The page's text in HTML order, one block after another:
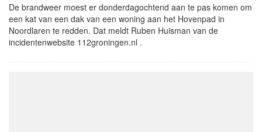
De brandweer moest er donderdagochtend aan te pas komen om
een kat van een dak van een woning aan het Hovenpad in
Noordlaren te redden. Dat meldt Ruben Huisman van de
incidentenwebsite 112groningen.nl .